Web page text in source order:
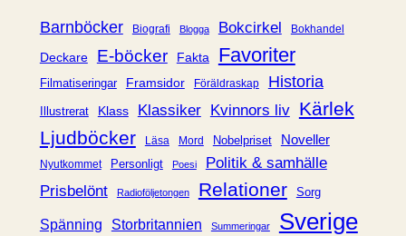
rBarnböcker Biografi Blogga Bokcirkel Bokhandel
Deckare E-böcker Fakta Favoriter
Filmatiseringar Framsidor Föräldraskap Historia
Illustrerat Klass Klassiker Kvinnors liv Kärlek
Ljudböcker
Läsa Mord Nobelpriset Noveller
Nyutkommet Personligt Poesi
Politik & samhälle
Prisbelönt
Radioföljetongen Relationer Sorg
Spänning Storbritannien Summeringar Sverige